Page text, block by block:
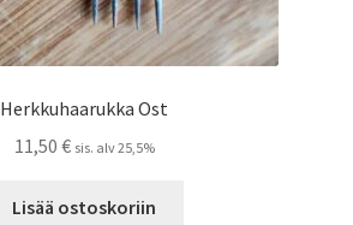
Herkkuhaarukka Ost
11,50 € sis. alv 25,5%
Lisää ostoskoriin